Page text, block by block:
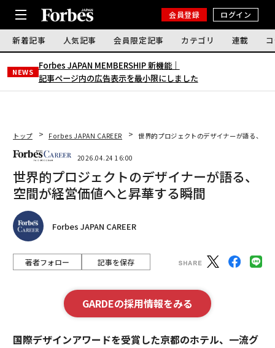
会員登録 ログイン
新着記事 人気記事 会員限定記事 カテゴリ 連載
NEWS
Forbes JAPAN MEMBERSHIP 新機能｜
記事ページ内の広告表示を最小限にしました
トップ Forbes JAPAN CAREER 世界的プロジェクトのデザイナーが語る、空
2026.04.24 16:00
世界的プロジェクトのデザイナーが語る、
空間が経営価値へと昇華する瞬間
Forbes JAPAN CAREER
著者フォロー 記事を保存
GARDEの採用情報をみる
国際デザインアワードを受賞した京都のホテル、一流グ